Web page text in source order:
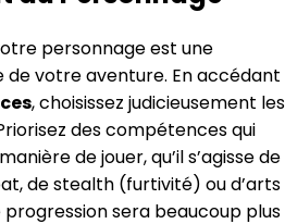
personnage est une
votre aventure. En accédant
, choisissez judicieusement les
des compétences qui
de jouer, qu’il s’agisse de
de stealth (furtivité) ou d’arts
sera beaucoup plus